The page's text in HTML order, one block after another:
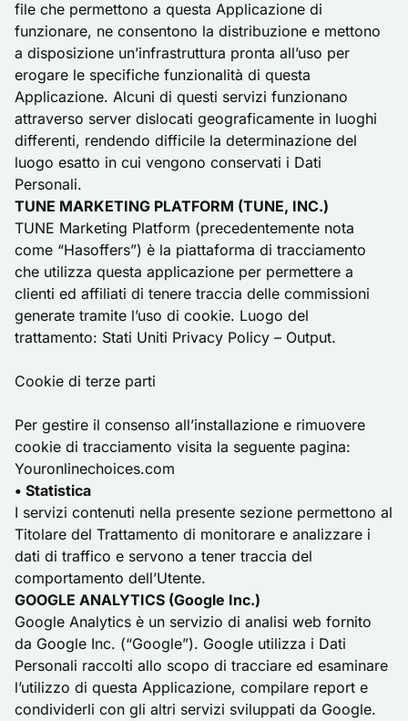
file che permettono a questa Applicazione di
funzionare, ne consentono la distribuzione e mettono
a disposizione un’infrastruttura pronta all’uso per
erogare le specifiche funzionalità di questa
Applicazione. Alcuni di questi servizi funzionano
attraverso server dislocati geograficamente in luoghi
differenti, rendendo difficile la determinazione del
luogo esatto in cui vengono conservati i Dati
Personali.
TUNE MARKETING PLATFORM (TUNE, INC.)
TUNE Marketing Platform (precedentemente nota
come “Hasoffers”) è la piattaforma di tracciamento
che utilizza questa applicazione per permettere a
clienti ed affiliati di tenere traccia delle commissioni
generate tramite l’uso di cookie. Luogo del
trattamento: Stati Uniti Privacy Policy – Output.
Cookie di terze parti
Per gestire il consenso all’installazione e rimuovere
cookie di tracciamento visita la seguente pagina:
Youronlinechoices.com
• Statistica
I servizi contenuti nella presente sezione permettono al
Titolare del Trattamento di monitorare e analizzare i
dati di traffico e servono a tener traccia del
comportamento dell’Utente.
GOOGLE ANALYTICS (Google Inc.)
Google Analytics è un servizio di analisi web fornito
da Google Inc. (“Google”). Google utilizza i Dati
Personali raccolti allo scopo di tracciare ed esaminare
l’utilizzo di questa Applicazione, compilare report e
condividerli con gli altri servizi sviluppati da Google.